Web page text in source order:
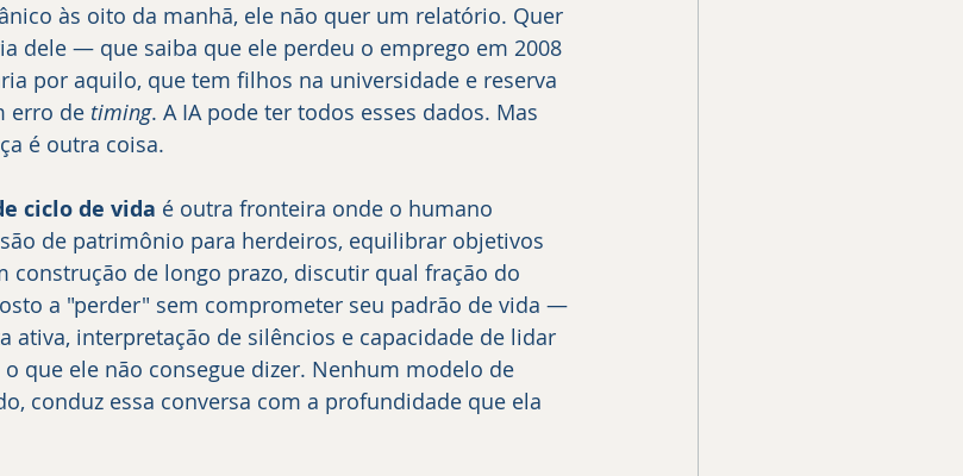
às oito da manhã, ele não quer um relatório. Quer
dele — que saiba que ele perdeu o emprego em 2008
por aquilo, que tem filhos na universidade e reserva
erro de timing. A IA pode ter todos esses dados. Mas
é outra coisa.
ciclo de vida é outra fronteira onde o humano
de patrimônio para herdeiros, equilibrar objetivos
construção de longo prazo, discutir qual fração do
a "perder" sem comprometer seu padrão de vida —
ativa, interpretação de silêncios e capacidade de lidar
que ele não consegue dizer. Nenhum modelo de
conduz essa conversa com a profundidade que ela